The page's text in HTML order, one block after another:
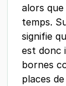
alors
temps.
signifie
est donc
bornes
places